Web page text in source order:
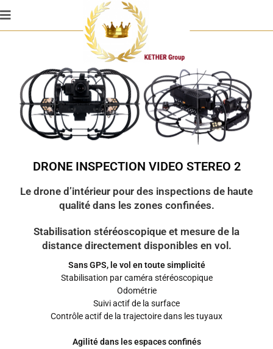
DRONE INSPECTION VIDEO STEREO 2
Le drone d’intérieur pour des inspections de haute
qualité dans les zones confinées.
Stabilisation stéréoscopique et mesure de la
distance directement disponibles en vol.
Sans GPS, le vol en toute simplicité
Stabilisation par caméra stéréoscopique
Odométrie
Suivi actif de la surface
Contrôle actif de la trajectoire dans les tuyaux
Agilité dans les espaces confinés